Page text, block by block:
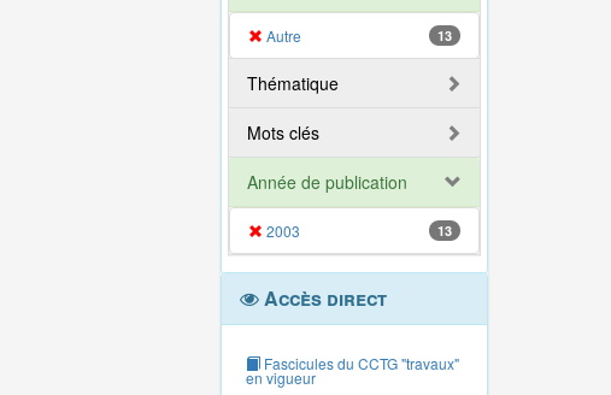
Autre 13
Thématique
Mots clés
Année de publication
2003 13
Accès direct
Fascicules du CCTG "travaux"
en vigueur